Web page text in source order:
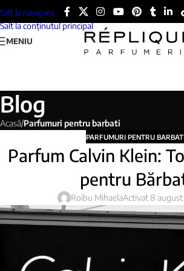
Salt la navigare
Salt la conținutul principal
MENIU
Blog
Acasă/Parfumuri pentru barbati
PARFUMURI PENTRU
Parfum Calvin Klein:
pentru
Roibu MihaelaActivat 8 august